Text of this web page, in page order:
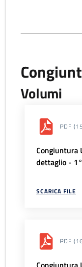
Volumi
PDF
Congiuntura
dettaglio -
SCARICA FILE
PDF